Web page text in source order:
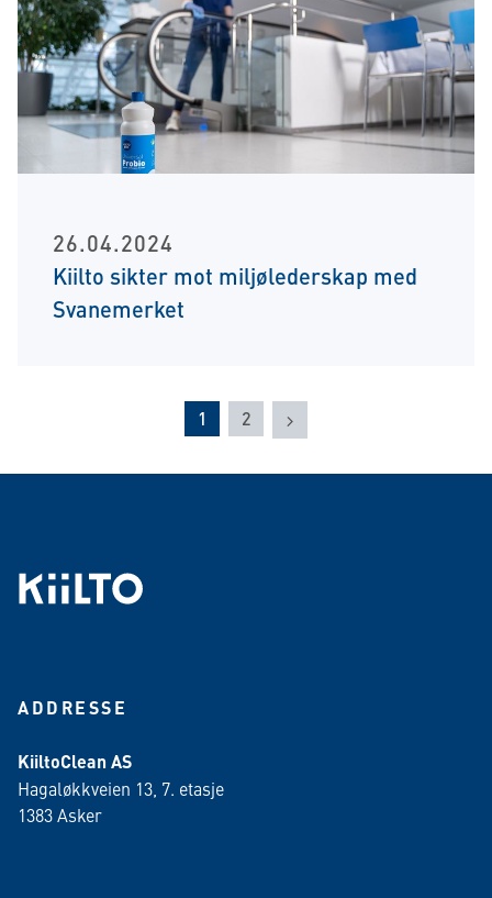
26.04.2024
Kiilto sikter mot miljølederskap med
Svanemerket
1 2
ADDRESSE
KiiltoClean AS
Hagaløkkveien 13, 7. etasje
1383 Asker